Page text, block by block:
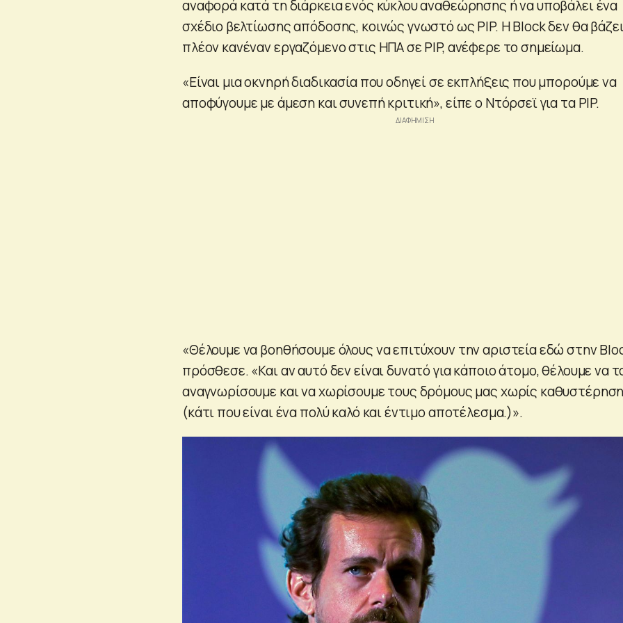
αναφορά κατά τη διάρκεια ενός κύκλου αναθεώρησης ή να υποβάλει ένα
σχέδιο βελτίωσης απόδοσης, κοινώς γνωστό ως PIP. Η Block δεν θα
πλέον κανέναν εργαζόμενο στις ΗΠΑ σε PIP, ανέφερε το σημείωμα.
«Είναι μια οκνηρή διαδικασία που οδηγεί σε εκπλήξεις που μπορούμε να
αποφύγουμε με άμεση και συνεπή κριτική», είπε ο Ντόρσεϊ για τα PIP.
«Θέλουμε να βοηθήσουμε όλους να επιτύχουν την αριστεία εδώ στην
πρόσθεσε. «Και αν αυτό δεν είναι δυνατό για κάποιο άτομο, θέλουμε να
αναγνωρίσουμε και να χωρίσουμε τους δρόμους μας χωρίς
(κάτι που είναι ένα πολύ καλό και έντιμο αποτέλεσμα.)».